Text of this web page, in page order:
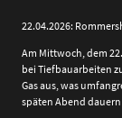
22.04.2026:
Am Mittwoch, dem
bei Tiefbauarbeiten
Gas aus, was
späten Abend